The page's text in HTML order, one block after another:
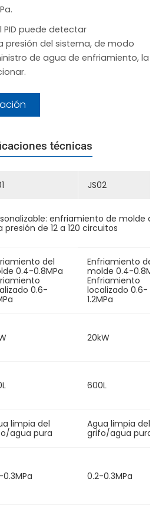
puede detectar
del sistema, de modo
de agua de enfriamiento, la
técnicas
JS02
enfriamiento de molde
presión de 12 a 120 circuitos
del
0.4-0.8MPa
0.6-
Enfriamiento del
molde 0.4-
Enfriamiento
localizado 0.6-
1.2MPa
20kW
600L
limpia del
agua pura
Agua limpia del
grifo/agua pura
0.2-0.3MPa